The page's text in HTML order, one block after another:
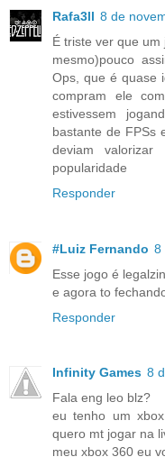
Rafa3ll 8 de
É triste ver que
mesmo)pouco
Ops, que é quase
compram ele
estivessem
bastante de FPSs
deviam
popularidade
Responder
#Luiz Fernando 8
Esse jogo é
e agora to
Responder
Infinity Games 8
Fala eng leo blz?
eu tenho um
quero mt jogar na
meu xbox 360 eu